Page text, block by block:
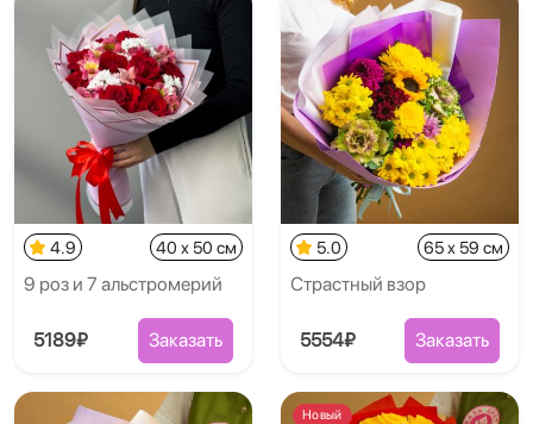
4.9 40 x 50 см
9 роз и 7 альстромерий
5189₽ Заказать
5.0 65 x 59 см
Страстный взор
5554₽ Заказать
Новый